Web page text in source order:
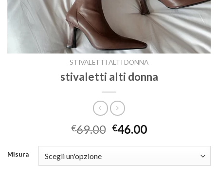
STIVALETTI ALTI DONNA
stivaletti alti donna
€69.00 €46.00
Misura